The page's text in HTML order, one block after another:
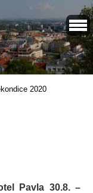
2020
Pavla 30.8. –